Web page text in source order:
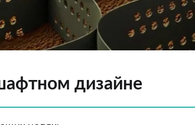
дизайне